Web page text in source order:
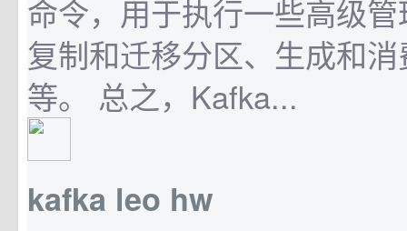
命令，用于执行一些高级
复制和迁移分区、生成和
等。 总之，Kafka...
kafka leo hw